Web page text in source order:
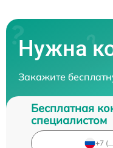
Нужна
Закажите
Бесплатная
специалистом